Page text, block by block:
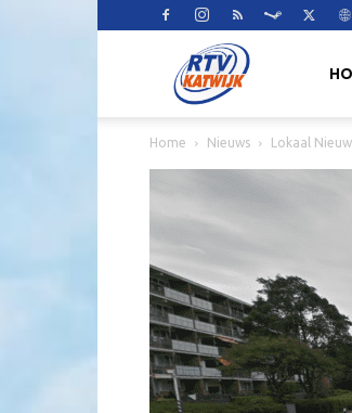
Home Nieuws Lokaal